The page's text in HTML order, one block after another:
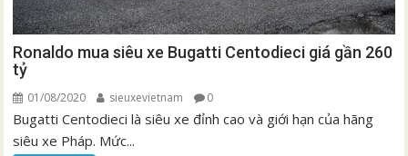
Ronaldo mua siêu xe Bugatti Centodieci giá gần 260
tỷ
01/08/2020 sieuxevietnam 0
Bugatti Centodieci là siêu xe đỉnh cao và giới hạn của hãng
siêu xe Pháp. Mức...